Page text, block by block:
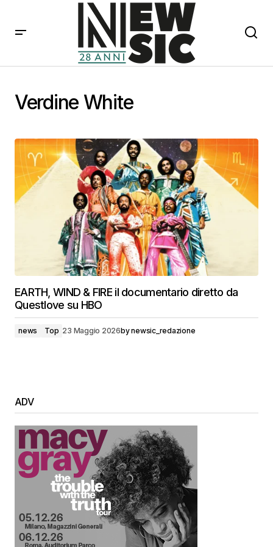
Verdine White
EARTH, WIND & FIRE il documentario diretto da
Questlove su HBO
news Top 23 Maggio 2026bynewsic_redazione
ADV